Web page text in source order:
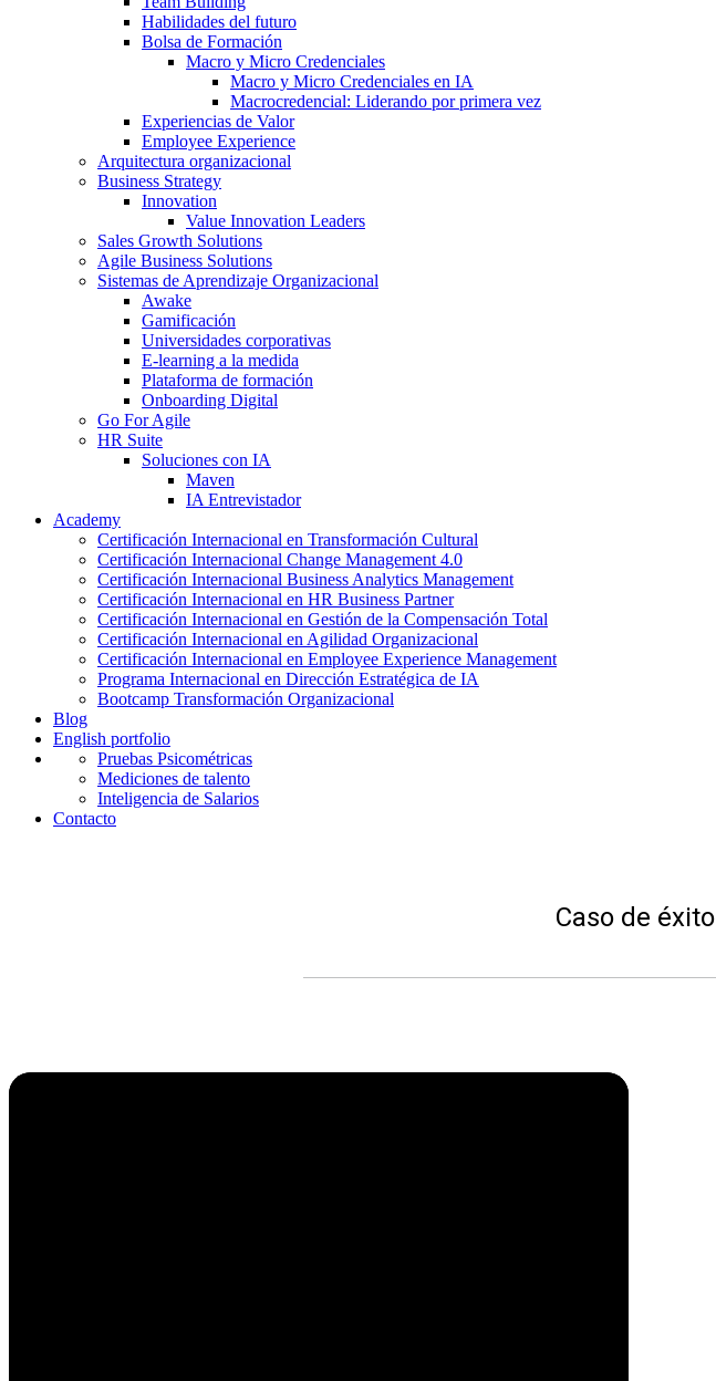
Habilidades del futuro
Bolsa de Formación
Macro y Micro Credenciales
Macro y Micro Credenciales en IA
Macrocredencial: Liderando por primera vez
Experiencias de Valor
Employee Experience
Arquitectura organizacional
Business Strategy
Innovation
Value Innovation Leaders
Sales Growth Solutions
Agile Business Solutions
Sistemas de Aprendizaje Organizacional
Awake
Gamificación
Universidades corporativas
E-learning a la medida
Plataforma de formación
Onboarding Digital
Go For Agile
HR Suite
Soluciones con IA
Maven
IA Entrevistador
Academy
Certificación Internacional en Transformación Cultural
Certificación Internacional Change Management 4.0
Certificación Internacional Business Analytics Management
Certificación Internacional en HR Business Partner
Certificación Internacional en Gestión de la Compensación Total
Certificación Internacional en Agilidad Organizacional
Certificación Internacional en Employee Experience Management
Programa Internacional en Dirección Estratégica de IA
Bootcamp Transformación Organizacional
Blog
English portfolio
Pruebas Psicométricas
Mediciones de talento
Inteligencia de Salarios
Contacto
Caso de éxito